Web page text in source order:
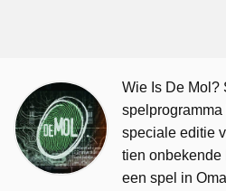
Wie Is De Mol?
speciale editie
tien onbekende
een spel in